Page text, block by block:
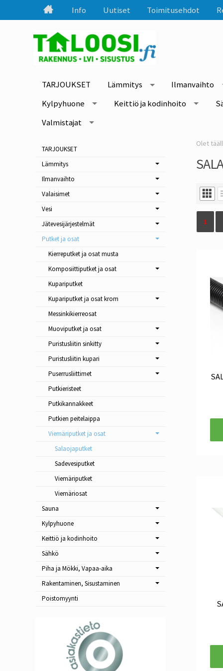
Info Uutiset Toimitusehdot
TARJOUKSET Lämmitys
Ilmanvaihto
Kylpyhuone
Keittiö ja kodinhoito
Valmistajat
1
TARJOUKSET
Lämmitys
Ilmanvaihto
Valaisimet
Vesi
Jätevesijärjestelmät
Putket ja osat
Kierreputket ja osat musta
Komposiittiputket ja osat
Kupariputket
Kupariputket ja osat krom
Messinkikierreosat
Muoviputket ja osat
Puristusliitin sinkitty
Puristusliitin kupari
Puserrusliittimet
Putkieristeet
Putkikannakkeet
Putkien peitelaippa
Viemäriputket ja osat
Salaojaputket
Sadevesiputket
Viemäriputket
Viemäriosat
Sauna
Kylpyhuone
Keittiö ja kodinhoito
Sähkö
Piha ja Mökki, Vapaa-aika
Rakentaminen, Sisustaminen
Poistomyynti